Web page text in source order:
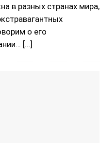
в разных странах мира,
о его
[…]